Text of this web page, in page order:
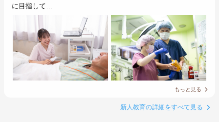
に目指して…
もっと見る
新人教育の詳細をすべて見る